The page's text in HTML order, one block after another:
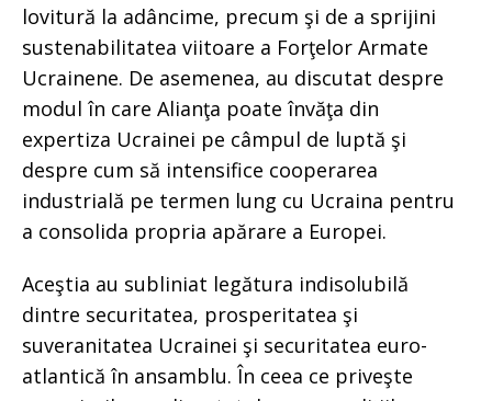
lovitură la adâncime, precum şi de a sprijini
sustenabilitatea viitoare a Forţelor Armate
Ucrainene. De asemenea, au discutat despre
modul în care Alianţa poate învăţa din
expertiza Ucrainei pe câmpul de luptă şi
despre cum să intensifice cooperarea
industrială pe termen lung cu Ucraina pentru
a consolida propria apărare a Europei.
Aceştia au subliniat legătura indisolubilă
dintre securitatea, prosperitatea şi
suveranitatea Ucrainei şi securitatea euro-
atlantică în ansamblu. În ceea ce priveşte